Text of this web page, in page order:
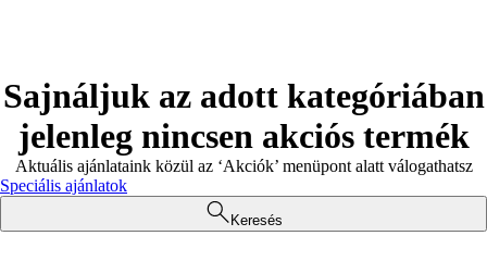
Sajnáljuk az adott kategóriában
jelenleg nincsen akciós termék
Aktuális ajánlataink közül az ‘Akciók’ menüpont alatt válogathatsz
Speciális ajánlatok
Keresés